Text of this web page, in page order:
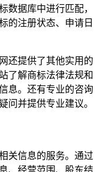
数据库中进行匹配，
的注册状态、申请日
还提供了其他实用的
了解商标法律法规和
息。还有专业的咨询
问并提供专业建议。
关信息的服务。通过